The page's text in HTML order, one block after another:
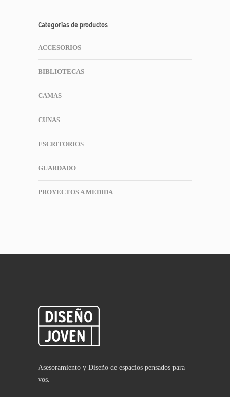
Categorías de productos
ACCESORIOS
BIBLIOTECAS
CAMAS
CUNAS
ESCRITORIOS
GUARDADO
PROYECTOS A MEDIDA
Asesoramiento y Diseño de espacios pensados para
vos.